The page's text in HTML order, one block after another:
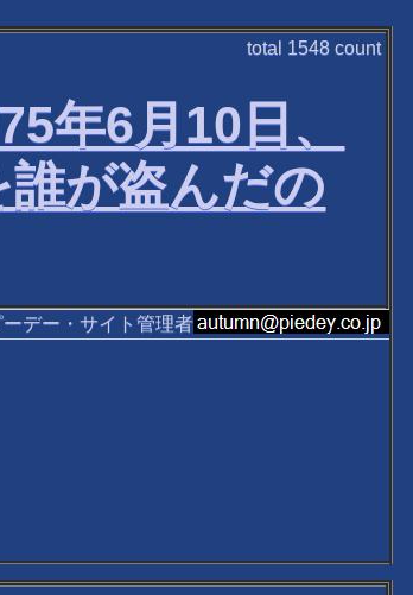
total 1548 count
年6月10日、
が盗んだの
デー・サイト管理者